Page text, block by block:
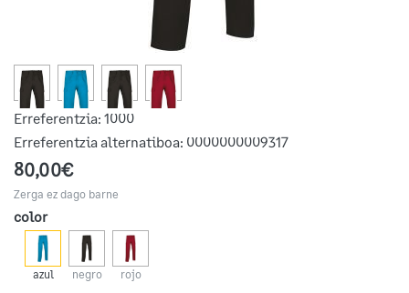
Erreferentzia: 1000
Erreferentzia alternatiboa: 0000000009317
80,00€
Zerga ez dago barne
color
azul negro rojo